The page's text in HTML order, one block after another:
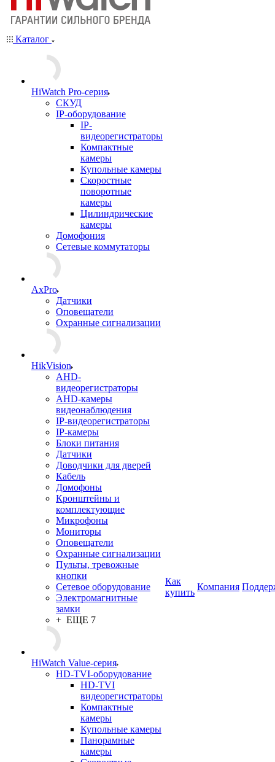
Каталог
HiWatch Pro-серия
CКУД
IP-оборудование
IP-
видеорегистраторы
Компактные
камеры
Купольные камеры
Скоростные
поворотные
камеры
Цилиндрические
камеры
Домофония
Сетевые коммутаторы
AxPro
Датчики
Оповещатели
Охранные сигнализации
HikVision
AHD-
видеорегистраторы
AHD-камеры
видеонаблюдения
IP-видеорегистраторы
IP-камеры
Блоки питания
Датчики
Доводчики для дверей
Кабель
Домофоны
Кронштейны и
комплектующие
Микрофоны
Мониторы
Оповещатели
Охранные сигнализации
Пульты, тревожные
кнопки
Сетевое оборудование
Электромагнитные
замки
+ ЕЩЕ 7
HiWatch Value-серия
HD-TVI-оборудование
HD-TVI
видеорегистраторы
Компактные
камеры
Купольные камеры
Панорамные
камеры
Как
купить
Компания